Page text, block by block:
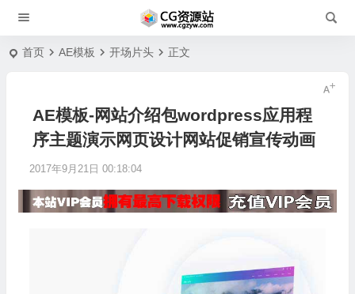
首页 AE模板 开场片头 正文
AE模板-网站介绍包wordpress应用程
序主题演示网页设计网站促销宣传动画
2017年9月21日 00:18:04